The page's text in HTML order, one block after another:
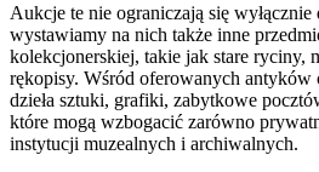
Aukcje te nie ograniczają się
wystawiamy na nich także inne
kolekcjonerskiej, takie jak stare ryciny,
rękopisy. Wśród oferowanych antyków
dzieła sztuki, grafiki, zabytkowe
które mogą wzbogacić zarówno
instytucji muzealnych i archiwalnych.